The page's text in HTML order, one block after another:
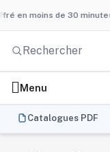
moins de 30 minutes
Menu
Catalogues PDF